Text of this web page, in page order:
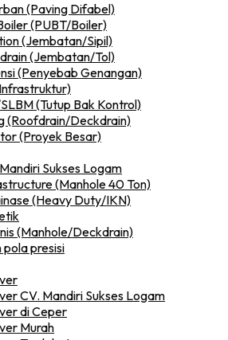
(Paving Difabel)
(PUBT/Boiler)
(Jembatan/Sipil)
(Jembatan/Tol)
(Penyebab Genangan)
(Tutup Bak Kontrol)
(Roofdrain/Deckdrain)
(Proyek Besar)
Sukses Logam
(Manhole 40 Ton)
(Heavy Duty/IKN)
(Manhole/Deckdrain)
presisi
CV. Mandiri Sukses Logam
di Ceper
Murah